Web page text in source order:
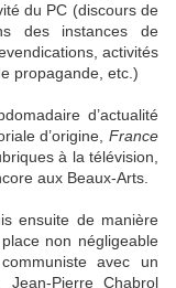
du PC (discours de
des instances de
activités
propagande, etc.)
d’actualité
d’origine, France
à la télévision,
aux Beaux-Arts.
ensuite de manière
non négligeable
avec un
Pierre Chabrol